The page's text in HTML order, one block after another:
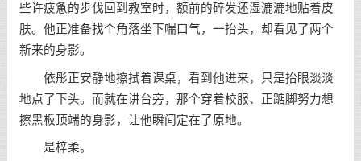
些许疲惫的步伐回到教室时，额前的碎发还湿漉漉地贴着皮
肤。他正准备找个角落坐下喘口气，一抬头，却看见了两个
新来的身影。
依彤正安静地擦拭着课桌，看到他进来，只是抬眼淡淡
地点了下头。而就在讲台旁，那个穿着校服、正踮脚努力想
擦黑板顶端的身影，让他瞬间定在了原地。
是梓柔。